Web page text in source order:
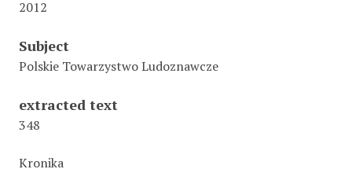
2012
Subject
Polskie Towarzystwo Ludoznawcze
extracted text
348
Kronika